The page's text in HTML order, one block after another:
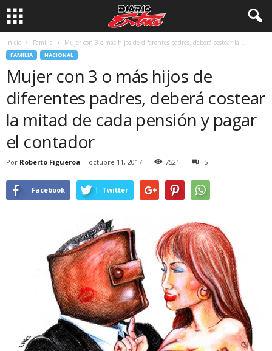
Inicio Familia Mujer con 3 o más hijos de diferentes padres, deberá costear la...
FAMILIA NACIONAL
Mujer con 3 o más hijos de
diferentes padres, deberá costear
la mitad de cada pensión y pagar
el contador
Por Roberto Figueroa - octubre 11, 2017 7521 5
Facebook Twitter